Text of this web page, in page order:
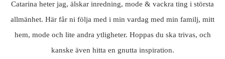
Catarina heter jag, älskar inredning, mode & vackra ting i största
allmänhet. Här får ni följa med i min vardag med min familj, mitt
hem, mode och lite andra ytligheter. Hoppas du ska trivas, och
kanske även hitta en gnutta inspiration.